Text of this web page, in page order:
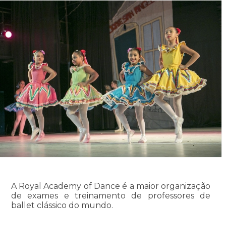
A Royal Academy of Dance é a maior organização
de exames e treinamento de professores de
ballet clássico do mundo.